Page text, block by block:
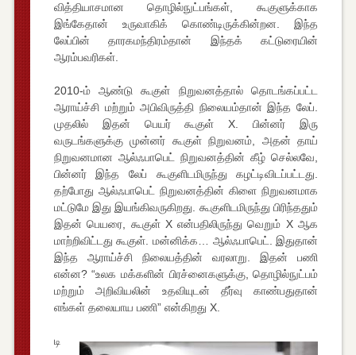
வித்தியாசமான தொழில்நுட்பங்கள், கூகுளுக்காக
இங்கேதான் உருவாகிக் கொண்டிருக்கின்றன. இந்த
லேப்பின் தாரகமந்திரம்தான் இந்தக் கட்டுரையின்
ஆரம்பவரிகள்.
2010-ம் ஆண்டு கூகுள் நிறுவனத்தால் தொடங்கப்பட்ட
ஆராய்ச்சி மற்றும் அபிவிருத்தி நிலையம்தான் இந்த லேப்.
முதலில் இதன் பெயர் கூகுள் X. பின்னர் இரு
வருடங்களுக்கு முன்னர் கூகுள் நிறுவனம், அதன் தாய்
நிறுவனமான ஆல்ஃபாபெட் நிறுவனத்தின் கீழ் செல்லவே,
பின்னர் இந்த லேப் கூகுளிடமிருந்து கழட்டிவிடப்பட்டது.
தற்போது ஆல்ஃபாபெட் நிறுவனத்தின் கிளை நிறுவனமாக
மட்டுமே இது இயங்கிவருகிறது. கூகுளிடமிருந்து பிரிந்ததும்
இதன் பெயரை, கூகுள் X என்பதிலிருந்து வெறும் X ஆக
மாற்றிவிட்டது கூகுள். மன்னிக்க… ஆல்ஃபாபெட். இதுதான்
இந்த ஆராய்ச்சி நிலையத்தின் வரலாறு. இதன் பணி
என்ன? “உலக மக்களின் பிரச்னைகளுக்கு, தொழில்நுட்பம்
மற்றும் அறிவியலின் உதவியுடன் தீர்வு காண்பதுதான்
எங்கள் தலையாய பணி” என்கிறது X.
டி